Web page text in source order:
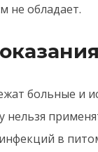
не обладает.
больные и
нельзя
в